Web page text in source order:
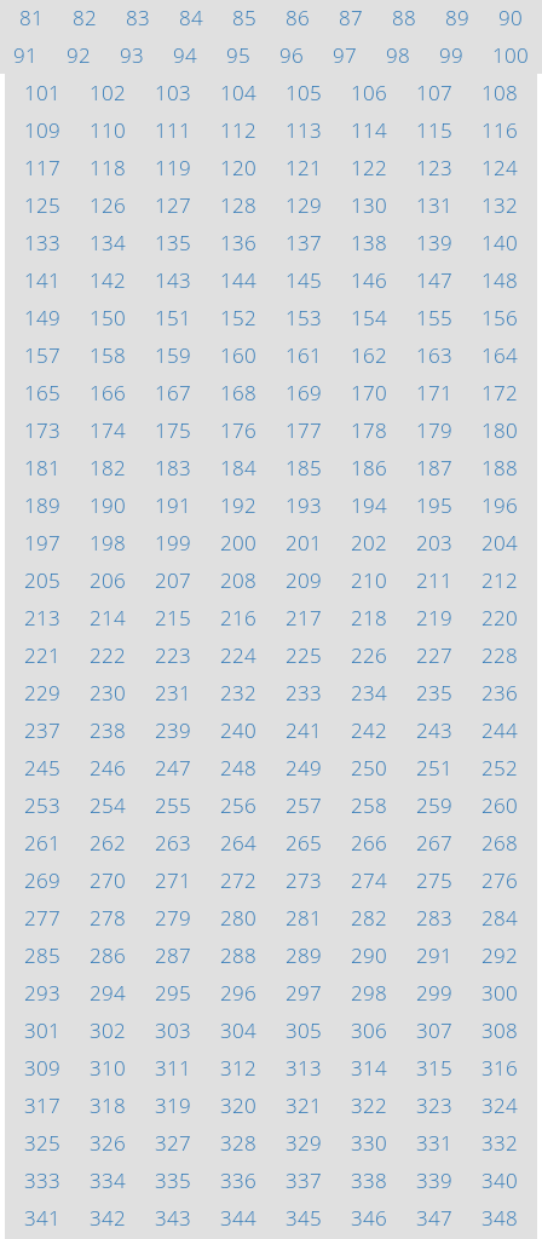
81
82 83 84 85 86 87 88 89
90
91
92 93 94 95 96 97 98 99
100
101
102 103 104 105 106 107
108
109
110 111 112 113 114 115
116
117
118 119 120 121 122 123
124
125
126 127 128 129 130 131
132
133
134 135 136 137 138 139
140
141
142 143 144 145 146 147
148
149
150 151 152 153 154 155
156
157
158 159 160 161 162 163
164
165
166 167 168 169 170 171
172
173
174 175 176 177 178 179
180
181
182 183 184 185 186 187
188
189
190 191 192 193 194 195
196
197
198 199 200 201 202 203
204
205
206 207 208 209 210 211
212
213
214 215 216 217 218 219
220
221
222 223 224 225 226 227
228
229
230 231 232 233 234 235
236
237
238 239 240 241 242 243
244
245
246 247 248 249 250 251
252
253
254 255 256 257 258 259
260
261
262 263 264 265 266 267
268
269
270 271 272 273 274 275
276
277
278 279 280 281 282 283
284
285
286 287 288 289 290 291
292
293
294 295 296 297 298 299
300
301
302 303 304 305 306 307
308
309
310 311 312 313 314 315
316
317
318 319 320 321 322 323
324
325
326 327 328 329 330 331
332
333
334 335 336 337 338 339
340
341
342 343 344 345 346 347 348